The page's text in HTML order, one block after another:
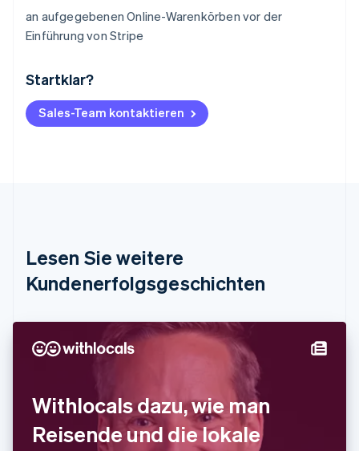
an aufgegebenen Online-Warenkörben vor der
Einführung von Stripe
Startklar?
Sales-Team kontaktieren
Lesen Sie weitere
Kundenerfolgsgeschichten
Withlocals dazu, wie man
Reisende und die lokale
Australien
Belgien
NederlandsFrançaisDeutschEnglish
DeutschEnglish
English
简体中文English
EnglishSvenska
Gibraltar
English
Griechenland